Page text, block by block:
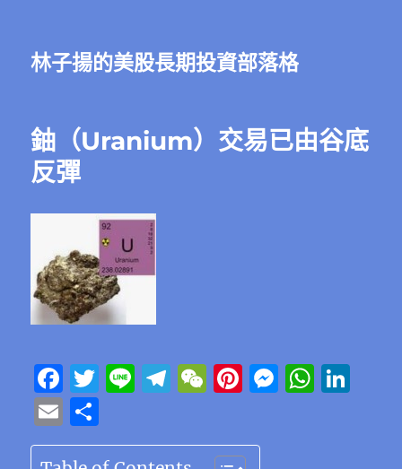
林子揚的美股長期投資部落格
鈾（Uranium）交易已由谷底
反彈
F
a
c
T
it
Li
e
T
e
W
C
Pi
te
M W
E
m 享